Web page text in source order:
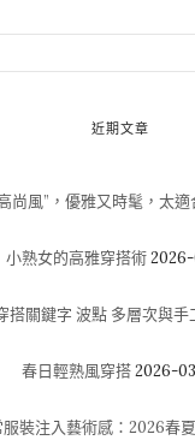
近期文章
尚風”，優雅又時髦，太適
小熟女的高雅穿搭術
搭關鍵字 波點 多層次與手
春日輕熟風穿搭 2026-
裝注入藝術感：2026春